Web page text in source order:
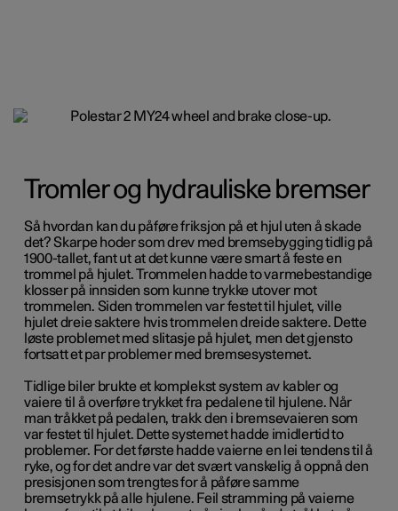
Tromler og hydrauliske bremser
Så hvordan kan du påføre friksjon på et hjul uten å skade
det? Skarpe hoder som drev med bremsebygging tidlig på
1900-tallet, fant ut at det kunne være smart å feste en
trommel på hjulet. Trommelen hadde to varmebestandige
klosser på innsiden som kunne trykke utover mot
trommelen. Siden trommelen var festet til hjulet, ville
hjulet dreie saktere hvis trommelen dreide saktere. Dette
løste problemet med slitasje på hjulet, men det gjensto
fortsatt et par problemer med bremsesystemet.
Tidlige biler brukte et komplekst system av kabler og
vaiere til å overføre trykket fra pedalene til hjulene. Når
man tråkket på pedalen, trakk den i bremsevaieren som
var festet til hjulet. Dette systemet hadde imidlertid to
problemer. For det første hadde vaierne en lei tendens til å
ryke, og for det andre var det svært vanskelig å oppnå den
presisjonen som trengtes for å påføre samme
bremsetrykk på alle hjulene. Feil stramming på vaierne